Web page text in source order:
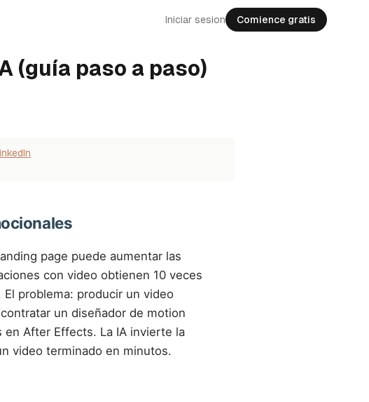
Iniciar sesion Comience gratis
(guía paso a paso)
page puede aumentar las
con video obtienen 10 veces
problema: producir un video
un diseñador de motion
en After Effects. La IA invierte la
video terminado en minutos.